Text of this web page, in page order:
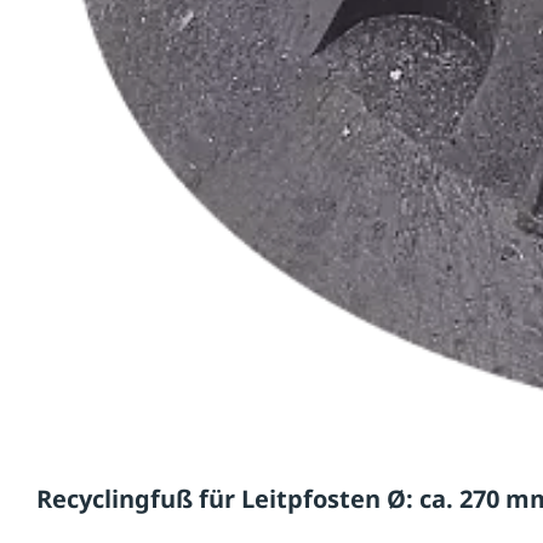
Recyclingfuß für Leitpfosten Ø: ca. 270